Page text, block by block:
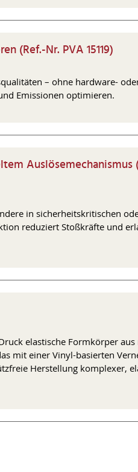
(Ref.-Nr. PVA 15119)
– ohne hardware-
Emissionen optimieren.
Auslösemechanismus
in sicherheitskritischen
reduziert Stoßkräfte und
elastische Formkörper aus
mit einer Vinyl-basierten
Herstellung komplexer,